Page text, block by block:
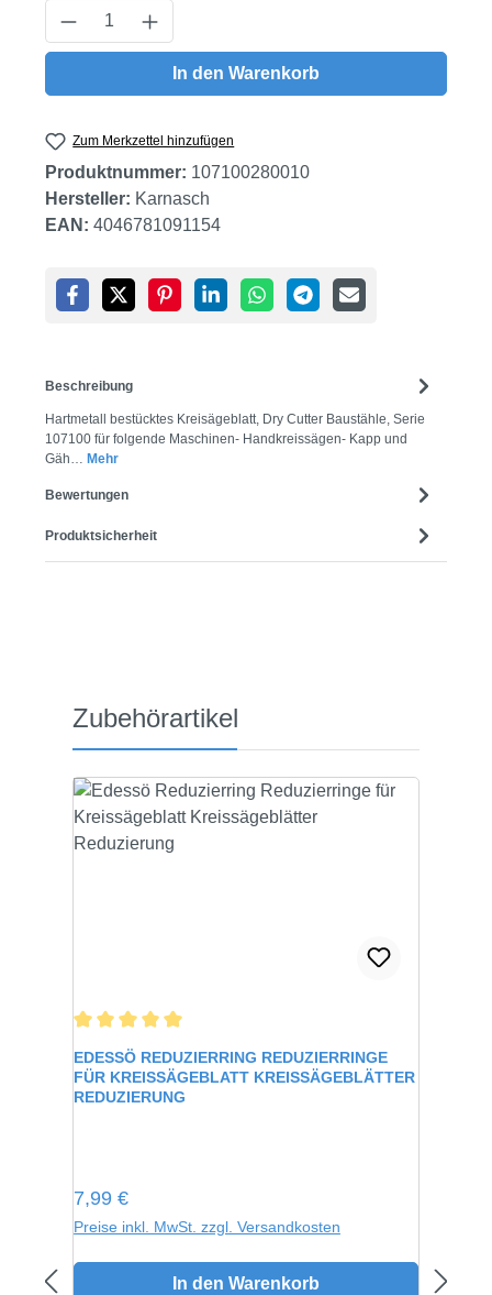
Produkt Anzahl: Gib den gewünschten
In den Warenkorb
Zum Merkzettel hinzufügen
Produktnummer: 107100280010
Hersteller: Karnasch
EAN: 4046781091154
Beschreibung
Hartmetall bestücktes Kreisägeblatt, Dry Cutter Baustähle, Serie
107100 für folgende Maschinen- Handkreissägen- Kapp und
Gäh… Mehr
Bewertungen
Produktsicherheit
Produktgalerie überspringen
Zubehörartikel
Durchschnittliche Bewertung von 5 von 5 Sternen
EDESSÖ REDUZIERRING REDUZIERRINGE
FÜR KREISSÄGEBLATT KREISSÄGEBLÄTTER
REDUZIERUNG
Regulärer Preis:
7,99 €
Preise inkl. MwSt. zzgl. Versandkosten
In den Warenkorb